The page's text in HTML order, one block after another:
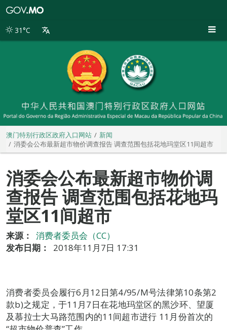
别
31°C
澳门特别行政区政府入口网站
新闻
消委会公布最新超市物价调查报告 调查范围包括花地玛堂区11间超市
消委会公布最新超市物价调
查报告 调查范围包括花地玛
堂区11间超市
来源：
消费者委员会（CC）
发布日期：
2018年11月7日 17:31
消费者委员会履行6月12日第4/95/M号法律第10条第2
款b)之规定，于11月7日在花地玛堂区的黑沙环、望厦
及慕拉士大马路范围内的11间超市进行 11月份首次的